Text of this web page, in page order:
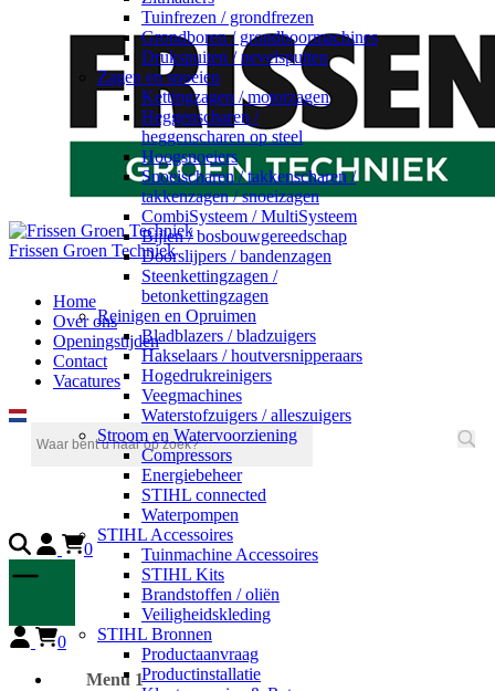
Frissen Groen Techniek
Home
Over ons
Openingstijden
Contact
Vacatures
Tuinfrezen / grondfrezen
Grondboren / grondboormachines
Drukspuiten / nevelspuiten
Zagen en snoeien
Kettingzagen / motorzagen
Heggenscharen /
heggenscharen op steel
Hoogsnoeiers
Snoeischaren / takkenscharen /
takkenzagen / snoeizagen
CombiSysteem / MultiSysteem
Bijlen / bosbouwgereedschap
Doorslijpers / bandenzagen
Steenkettingzagen /
betonkettingzagen
Reinigen en Opruimen
Bladblazers / bladzuigers
Hakselaars / houtversnipperaars
Hogedrukreinigers
Veegmachines
Waterstofzuigers / alleszuigers
Stroom en Watervoorziening
Compressors
Energiebeheer
STIHL connected
Waterpompen
STIHL Accessoires
Tuinmachine Accessoires
STIHL Kits
Brandstoffen / oliën
Veiligheidskleding
STIHL Bronnen
Productaanvraag
Productinstallatie
0
0
Menu 1